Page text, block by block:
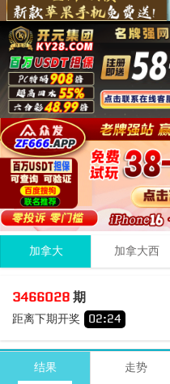
加拿大 加拿大西
3466028期
距离下期开奖 02:23
期号
结果 走势